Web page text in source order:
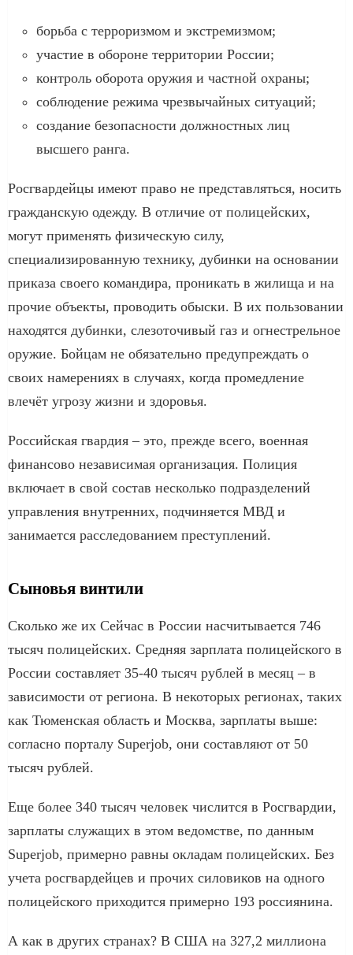
борьба с терроризмом и экстремизмом;
участие в обороне территории России;
контроль оборота оружия и частной охраны;
соблюдение режима чрезвычайных ситуаций;
создание безопасности должностных лиц
высшего ранга.
Росгвардейцы имеют право не представляться, носить
гражданскую одежду. В отличие от полицейских,
могут применять физическую силу,
специализированную технику, дубинки на основании
приказа своего командира, проникать в жилища и на
прочие объекты, проводить обыски. В их пользовании
находятся дубинки, слезоточивый газ и огнестрельное
оружие. Бойцам не обязательно предупреждать о
своих намерениях в случаях, когда промедление
влечёт угрозу жизни и здоровья.
Российская гвардия – это, прежде всего, военная
финансово независимая организация. Полиция
включает в свой состав несколько подразделений
управления внутренних, подчиняется МВД и
занимается расследованием преступлений.
Сыновья винтили
Сколько же их Сейчас в России насчитывается 746
тысяч полицейских. Средняя зарплата полицейского в
России составляет 35-40 тысяч рублей в месяц – в
зависимости от региона. В некоторых регионах, таких
как Тюменская область и Москва, зарплаты выше:
согласно порталу Superjob, они составляют от 50
тысяч рублей.
Еще более 340 тысяч человек числится в Росгвардии,
зарплаты служащих в этом ведомстве, по данным
Superjob, примерно равны окладам полицейских. Без
учета росгвардейцев и прочих силовиков на одного
полицейского приходится примерно 193 россиянина.
А как в других странах? В США на 327,2 миллиона